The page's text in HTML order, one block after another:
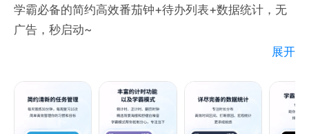
学霸必备的简约高效番茄钟+待办列表+数据统计，无
广告，秒启动~
心学习提升自我。
展开